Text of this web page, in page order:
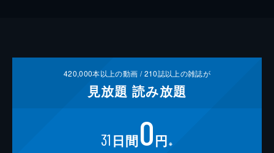
420,000本以上の動画 /210誌以上の雑誌が
見放題 読み放題
31 日間0円 ※